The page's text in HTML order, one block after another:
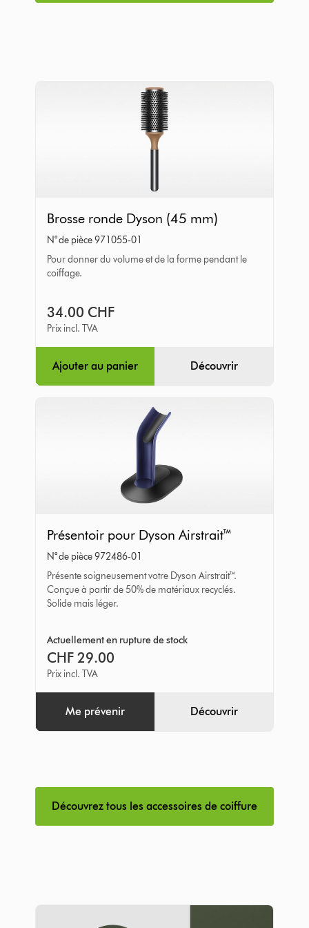
ronde
Dyson
(45
mm)
Brosse ronde Dyson (45 mm)
N° de pièce 971055-01
Pour donner du volume et de la forme pendant le
coiffage.
34.00 CHF
Prix incl. TVA
Ajouter au panier Découvrir
pour
Dyson
Airstrait™
Présentoir pour Dyson Airstrait™
N° de pièce 972486-01
Présente soigneusement votre Dyson Airstrait™.
Conçue à partir de 50% de matériaux recyclés.
Solide mais léger.
Actuellement en rupture de stock
CHF 29.00
Prix incl. TVA
Me prévenir Découvrir
Découvrez tous les accessoires de coiffure